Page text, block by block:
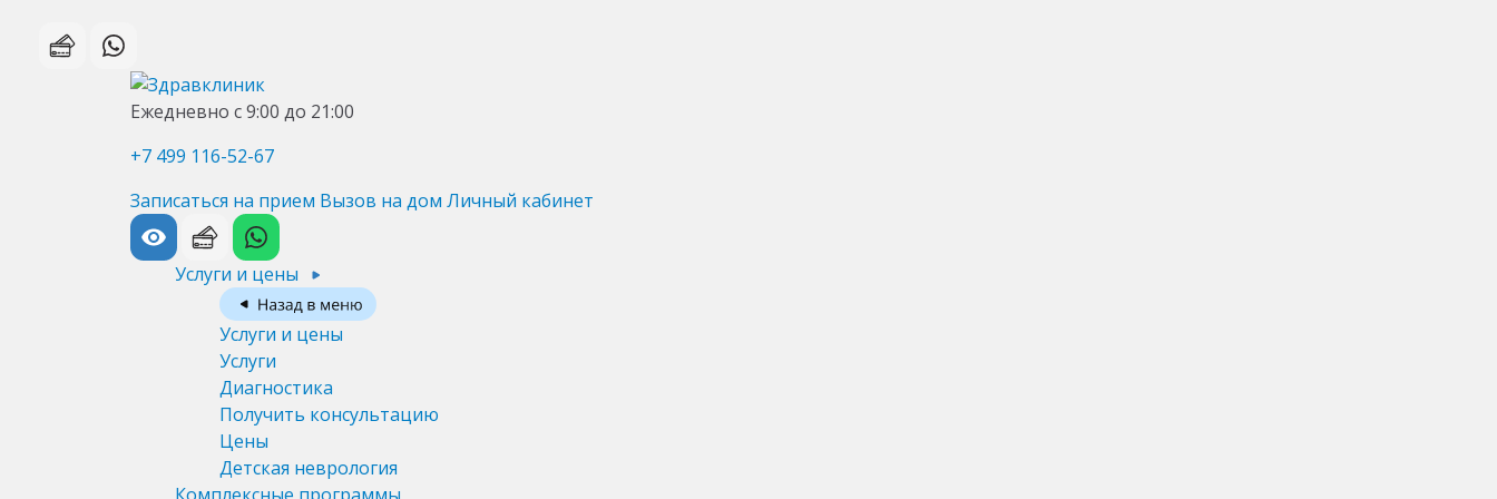
Ежедневно с 9:00 до 21:00
+7 499 116-52-67
Записаться на прием Вызов на дом Личный кабинет
Услуги и цены
Услуги и цены
Услуги
Диагностика
Получить консультацию
Цены
Детская неврология